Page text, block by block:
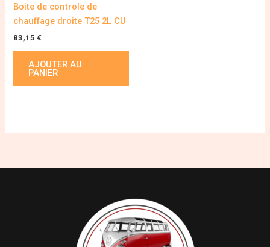
Boite de controle de
chauffage droite T25 2L CU
83,15 €
AJOUTER AU
PANIER